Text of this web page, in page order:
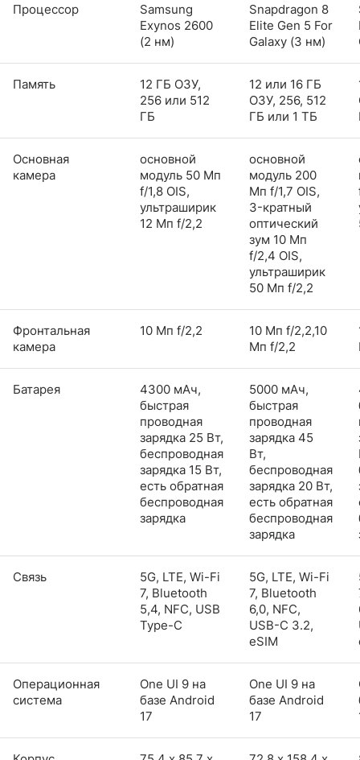
Процессор
Samsung
Exynos 2600
(2 нм)
Snapdragon 8
Elite Gen 5 For
Galaxy (3 нм)
Память
12 ГБ ОЗУ,
256 или 512
ГБ
12 или 16 ГБ
ОЗУ, 256, 512
ГБ или 1 ТБ
Основная
камера
основной
модуль 50 Мп
f/1,8 OIS,
ультраширик
12 Мп f/2,2
основной
модуль 200
Мп f/1,7 OIS,
3-кратный
оптический
зум 10 Мп
f/2,4 OIS,
ультраширик
50 Мп f/2,2
Фронтальная
камера
10 Мп f/2,2
10 Мп f/2,2,10
Мп f/2,2
Батарея
4300 мАч,
быстрая
проводная
зарядка 25 Вт,
беспроводная
зарядка 15 Вт,
есть обратная
беспроводная
зарядка
5000 мАч,
быстрая
проводная
зарядка 45
Вт,
беспроводная
зарядка 20 Вт,
есть обратная
беспроводная
зарядка
Связь
5G, LTE, Wi-Fi
7, Bluetooth
5,4, NFC, USB
Type-C
5G, LTE, Wi-Fi
7, Bluetooth
6,0, NFC,
USB-C 3.2,
eSIM
Операционная
система
One UI 9 на
базе Android
17
One UI 9 на
базе Android
17